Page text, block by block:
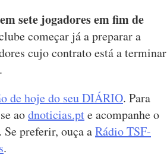
sete jogadores em fim de
começar já a preparar a
cujo contrato está a terminar
de hoje do seu DIÁRIO. Para
aodnoticias.pte acompanhe o
Se preferir, ouça aRádio TSF-
.